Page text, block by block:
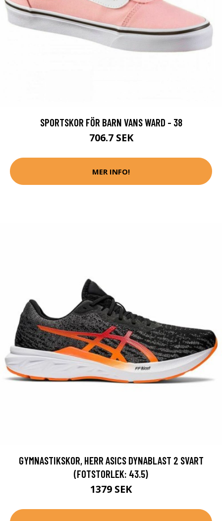
SPORTSKOR FÖR BARN VANS WARD - 38
706.7 SEK
MER INFO!
GYMNASTIKSKOR, HERR ASICS DYNABLAST 2 SVART
(FOTSTORLEK: 43.5)
1379 SEK